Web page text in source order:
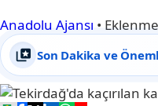
Anadolu Ajansı •
Son Dakika ve